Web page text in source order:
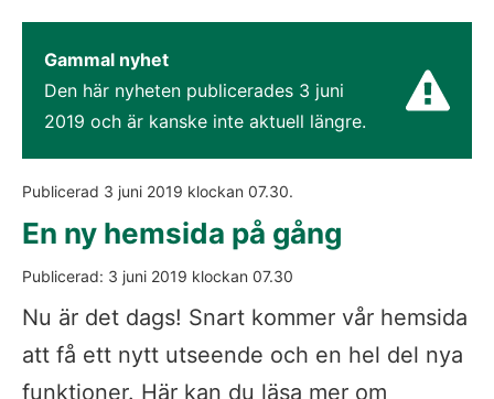
Gammal nyhet
Den här nyheten publicerades 3 juni
2019 och är kanske inte aktuell längre.
Publicerad 3 juni 2019 klockan 07.30.
En ny hemsida på gång
Publicerad: 3 juni 2019 klockan 07.30
Nu är det dags! Snart kommer vår hemsida
att få ett nytt utseende och en hel del nya
funktioner. Här kan du läsa mer om